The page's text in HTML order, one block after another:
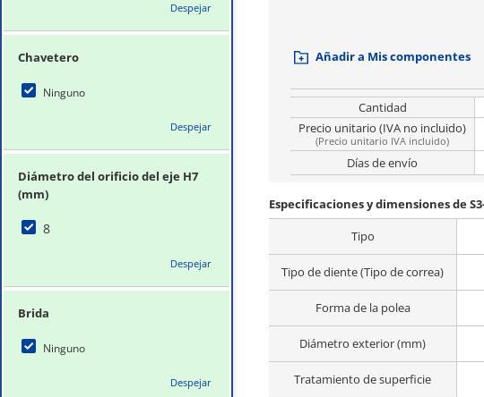
Despejar
Chavetero
Ninguno
Despejar
Diámetro del orificio del eje H7
(mm)
8
Despejar
Brida
Ninguno
Despejar
Añadir a Mis componentes
Cantidad
Precio unitario (IVA no incluido)
(Precio unitario IVA incluido)
Días de envío
Especificaciones y dimensiones de
Tipo
Tipo de diente (Tipo de correa)
Forma de la polea
Diámetro exterior (mm)
Tratamiento de superficie